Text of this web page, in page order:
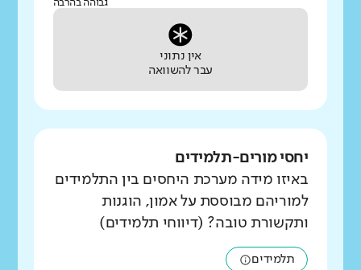
גבוהה בהרבה
אין נתוני
עבר להשוואה
יחסי מורים-תלמידים
באיזו מידה מערכת היחסים בין התלמידים
למוריהם מבוססת על אמון, הוגנות
ותקשורת טובה? (דיווחי תלמידים)
תלמידים